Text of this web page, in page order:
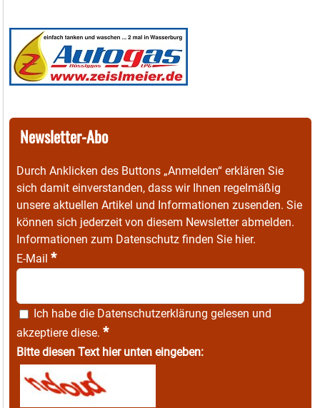
Newsletter-Abo
Durch Anklicken des Buttons „Anmelden“ erklären Sie
sich damit einverstanden, dass wir Ihnen regelmäßig
unsere aktuellen Artikel und Informationen zusenden. Sie
können sich jederzeit von diesem Newsletter abmelden.
Informationen zum Datenschutz finden Sie hier.
E-Mail *
Ich habe die Datenschutzerklärung gelesen und
akzeptiere diese. *
Bitte diesen Text hier unten eingeben: